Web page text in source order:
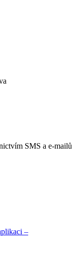
SMS a e-mailů
–